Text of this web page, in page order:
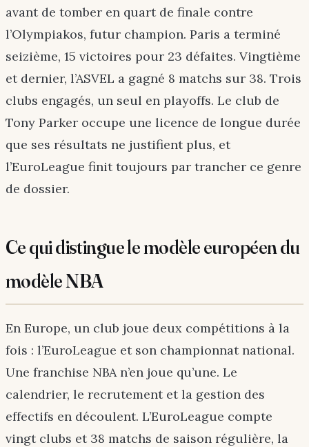
avant de tomber en quart de finale contre
l’Olympiakos, futur champion. Paris a terminé
seizième, 15 victoires pour 23 défaites. Vingtième
et dernier, l’ASVEL a gagné 8 matchs sur 38. Trois
clubs engagés, un seul en playoffs. Le club de
Tony Parker occupe une licence de longue durée
que ses résultats ne justifient plus, et
l’EuroLeague finit toujours par trancher ce genre
de dossier.
Ce qui distingue le modèle européen du
modèle NBA
En Europe, un club joue deux compétitions à la
fois : l’EuroLeague et son championnat national.
Une franchise NBA n’en joue qu’une. Le
calendrier, le recrutement et la gestion des
effectifs en découlent. L’EuroLeague compte
vingt clubs et 38 matchs de saison régulière, la